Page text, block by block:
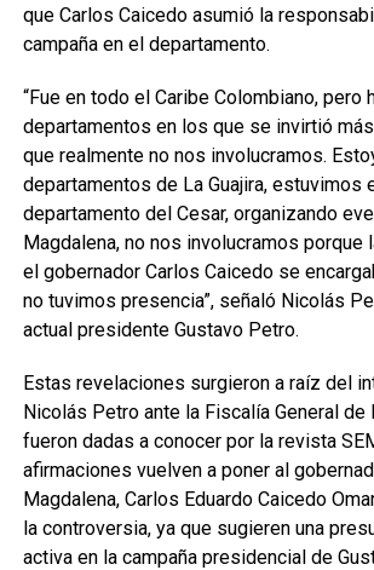
que Carlos Caicedo asumió la
campaña en el departamento.
“Fue en todo el Caribe Colombiano, pero
departamentos en los que se invirtió
que realmente no nos involucramos.
departamentos de La Guajira, estuvimos
departamento del Cesar, organizando
Magdalena, no nos involucramos porque
el gobernador Carlos Caicedo se
no tuvimos presencia”, señaló Nicolás
actual presidente Gustavo Petro.
Estas revelaciones surgieron a raíz del
Nicolás Petro ante la Fiscalía General de
fueron dadas a conocer por la revista
afirmaciones vuelven a poner al
Magdalena, Carlos Eduardo Caicedo
la controversia, ya que sugieren una
activa en la campaña presidencial de